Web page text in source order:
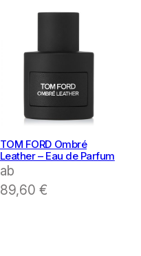
TOM FORD Ombré
Leather – Eau de Parfum
ab
89,60 €